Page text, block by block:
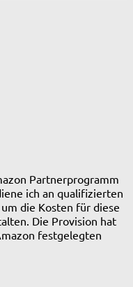
Partnerprogramm
ich an qualifizierten
die Kosten für diese
Die Provision hat
festgelegten